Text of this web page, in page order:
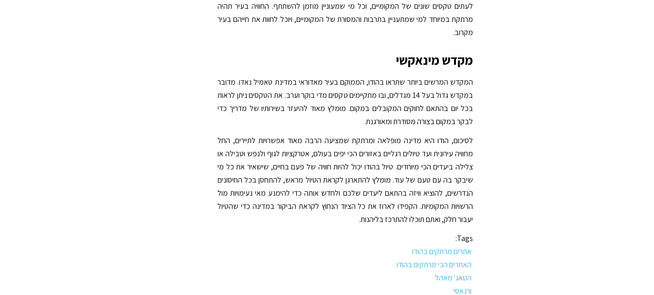
לעתים טקסים שונים של המקומיים, וכל מי שמעוניין מוזמן להשתתף. החוויה בעיר תהיה
מרתקת במיוחד למי שמתעניין בתרבות והמסורת של המקומיים, ויוכל לחוות את חייהם בעיר
מקרוב.
מקדש מינאקשי
המקדש המרשים ביותר שתראו בהודו, הממוקם בעיר מאדוראי במדינת טאמיל נאדו. מדובר
במקדש גדול בעל 14 מגדלים, ובו מתקיימים טקסים מדי בוקר וערב. את הטקסים ניתן לראות
בכל יום בהתאם לחוקים המקובלים במקום. מומלץ מאוד להיעזר בשירותיו של מדריך כדי
לבקר במקום בצורה מסודרת ומאורגנת.
לסיכום, הודו היא מדינה מופלאה ומרתקת שמציעה הרבה מאוד אפשרויות לתיירים, החל
מחוויה עירונית ועד טיולים רגליים באזורים הכי יפים בעולם, אטרקציות לגוף ולנפש וטבילה או
צלילה ביעדים הכי מיוחדים. טיול בהודו יכול להיות חוויה של פעם בחיים, שישאיר את כל מי
שיבקר בה עם טעם של עוד. מומלץ להתארגן לקראת הטיול מראש, להתחסן בכל החיסונים
הנדרשים, להוציא וויזה בהתאם ליעדים שלכם ולחדש אותה כדי להימנע מאי נעימויות מול
הרשויות המקומיות. הקפידו לארוז את כל הציוד הנחוץ לקראת הביקור במדינה כדי שהטיול
יעבור חלק, ואתם תוכלו להתרכז בליהנות.
Tags:
אתרים מרתקים בהודו
האתרים הכי מרתקים בהודו
הטאג' מאהל
ורנאסי